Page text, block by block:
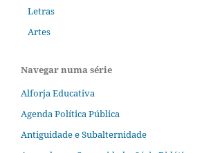
Letras
Artes
Navegar numa série
Alforja Educativa
Agenda Política Pública
Antiguidade e Subalternidade